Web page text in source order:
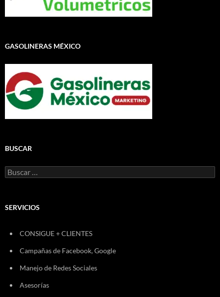
GASOLINERAS MÉXICO
BUSCAR
Buscar:
SERVICIOS
CONSIGUE + CLIENTES
Campañas de Facebook, Google
Manejo de Redes Sociales
Asesorías